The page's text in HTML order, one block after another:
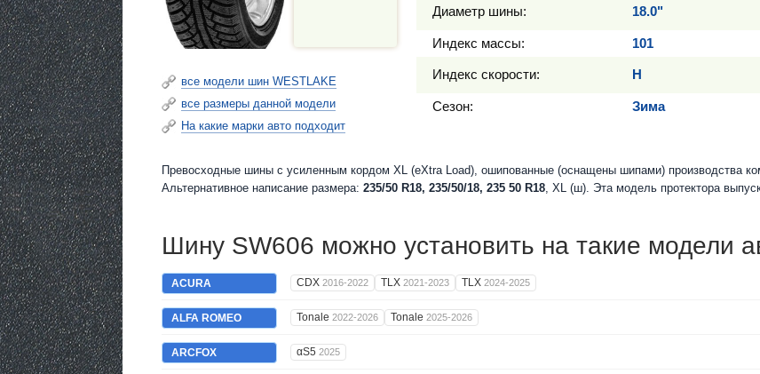
все модели шин WESTLAKE
все размеры данной модели
На какие марки авто подходит
Диаметр шины: 18.0"
Индекс массы: 101
Индекс скорости: H
Сезон: Зима
Превосходные шины c усиленным кордом XL (eXtra Load), ошипованные (оснащены шипами) производства
Альтернативное написание размера: 235/50 R18, 235/50/18, 235 50 R18, XL (ш). Эта модель протектора
Шину SW606 можно установить на такие модели
ACURA CDX 2016-2022 TLX 2021-2023 TLX 2024-2025
ALFA ROMEO Tonale 2022-2026 Tonale 2025-2026
ARCFOX αS5 2025